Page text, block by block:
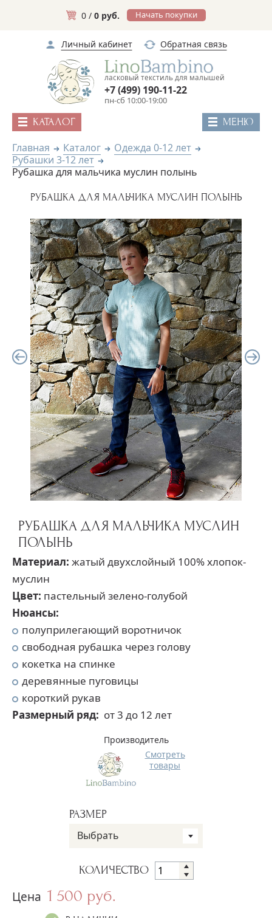
0 / 0 руб. Начать покупки
Личный кабинет Обратная связь
ласковый текстиль для малышей
пн-сб 10:00-19:00
+7 (499) 190-11-22
КАТАЛОГ МЕНЮ
Главная Каталог
Одежда 0-12 лет
Рубашки 3-12 лет
Рубашка для мальчика муслин полынь
РУБАШКА ДЛЯ МАЛЬЧИКА МУСЛИН ПОЛЫНЬ
РУБАШКА ДЛЯ МАЛЬЧИКА МУСЛИН
ПОЛЫНЬ
Материал: жатый двухслойный 100% хлопок-
муслин
Цвет: пастельный зелено-голубой
Нюансы:
полуприлегающий воротничок
свободная рубашка через голову
кокетка на спинке
деревянные пуговицы
короткий рукав
Размерный ряд: от 3 до 12 лет
Производитель
Смотреть
товары
РАЗМЕР
Выбрать
КОЛИЧЕСТВО
Цена 1 500 руб.